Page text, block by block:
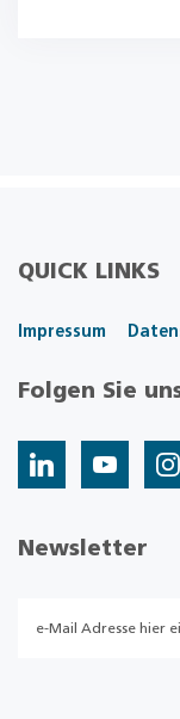
QUICK LINKS
Impressum
Folgen Sie
Newsletter